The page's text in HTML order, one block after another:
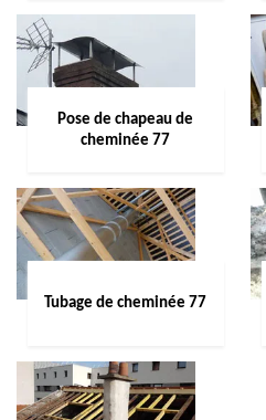
Pose de chapeau de
cheminée 77
Tubage de cheminée 77